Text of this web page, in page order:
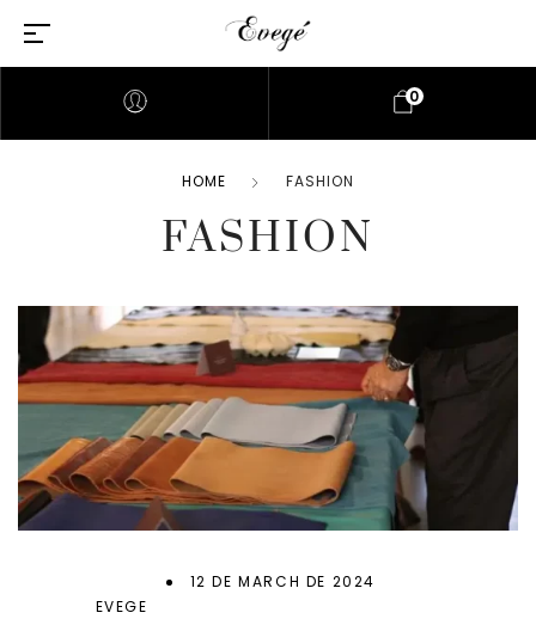
0
HOME FASHION
FASHION
EVEGE
12 DE MARCH DE 2024